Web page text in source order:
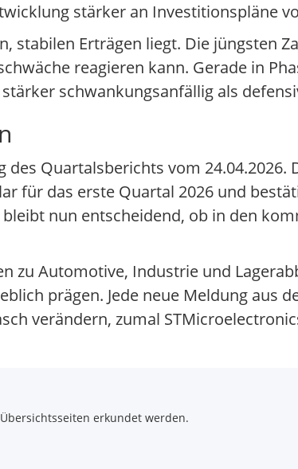
stärker an Investitionspläne
stabilen Erträgen liegt. Die jüngsten
reagieren kann. Gerade in
schwankungsanfällig als
Quartalsberichts vom 24.04.2026.
für das erste Quartal 2026 und
nun entscheidend, ob in den
zu Automotive, Industrie und
prägen. Jede neue Meldung aus
verändern, zumal
erkundet werden.